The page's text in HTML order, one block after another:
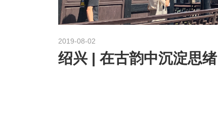
2019-08-02
绍兴 | 在古韵中沉淀思绪